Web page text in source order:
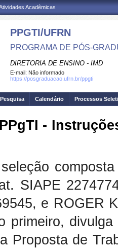
Acadêmicas
PPGTI/UFRN
PROGRAMA DE PÓS-
DIRETORIA DE ENSINO - IMD
E-mail: Não informado
https://posgraduacao.ufrn.br/ppgti
Calendário Processos
-
SIAPE
e ROGER
primeiro,
Proposta de